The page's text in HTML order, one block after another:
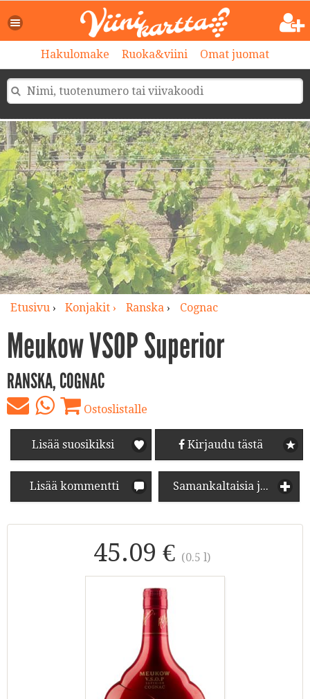
Hakulomake Ruoka&viini Omat juomat
Etusivu› Konjakit › Ranska› Cognac
Meukow VSOP Superior
RANSKA, COGNAC
Ostoslistalle
Lisää suosikiksi Kirjaudu tästä
Lisää kommentti Samankaltaisia juomia
45.09 € (0.5 l)